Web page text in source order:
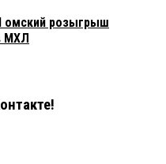
омский розыгрыш
МХЛ